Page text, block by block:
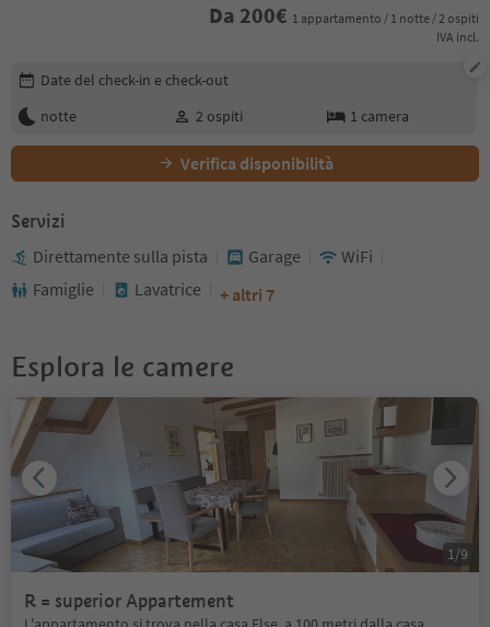
Da 200€ 1 appartamento / 1 notte / 2 ospiti
IVA incl.
Modifica i dettagli della prenotazione
Date del check-in e check-out
notte
2 ospiti 1 camera
Verifica disponibilità
Servizi
Direttamente sulla pista Garage
WiFi
Famiglie
Lavatrice + altri 7
Esplora le camere
R = superior Appartement
1/9